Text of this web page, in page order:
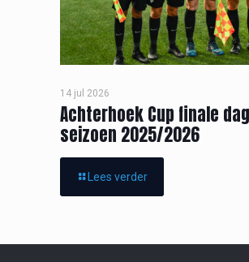
14 jul 2026
Achterhoek Cup finale dag
seizoen 2025/2026
Lees verder